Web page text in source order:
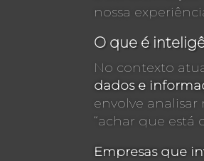
nossa
O que é
No contexto
dados e
envolve analisar
“achar que está
Empresas que